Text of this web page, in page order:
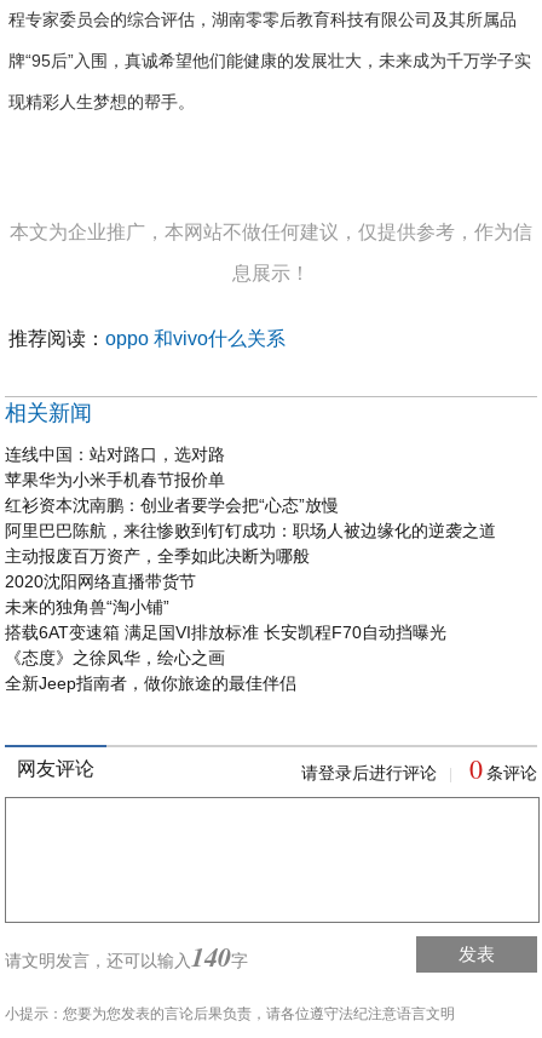
程专家委员会的综合评估，湖南零零后教育科技有限公司及其所属品
牌“95后”入围，真诚希望他们能健康的发展壮大，未来成为千万学子实
现精彩人生梦想的帮手。
本文为企业推广，本网站不做任何建议，仅提供参考，作为信
息展示！
推荐阅读：oppo 和vivo什么关系
相关新闻
连线中国：站对路口，选对路
苹果华为小米手机春节报价单
红衫资本沈南鹏：创业者要学会把“心态”放慢
阿里巴巴陈航，来往惨败到钉钉成功：职场人被边缘化的逆袭之道
主动报废百万资产，全季如此决断为哪般
2020沈阳网络直播带货节
未来的独角兽“淘小铺”
搭载6AT变速箱 满足国VI排放标准 长安凯程F70自动挡曝光
《态度》之徐凤华，绘心之画
全新Jeep指南者，做你旅途的最佳伴侣
网友评论 请登录后进行评论 0 条评论
请文明发言，还可以输入 140字 发表
小提示：您要为您发表的言论后果负责，请各位遵守法纪注意语言文明